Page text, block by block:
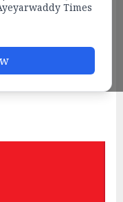
Times
ပေးခဲ့တဲ့ မြန်
က် Profile ကမ်
းများ တောင်း